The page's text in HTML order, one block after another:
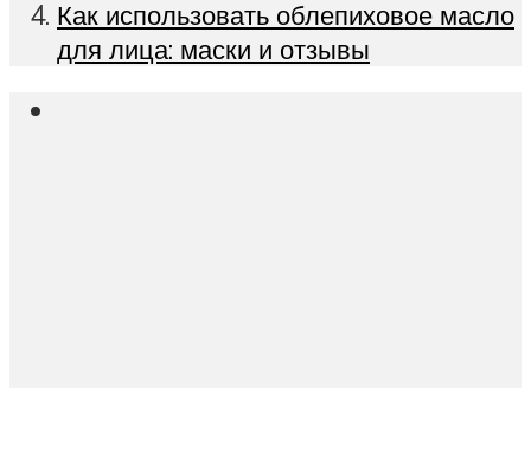
Как использовать облепиховое масло
для лица: маски и отзывы